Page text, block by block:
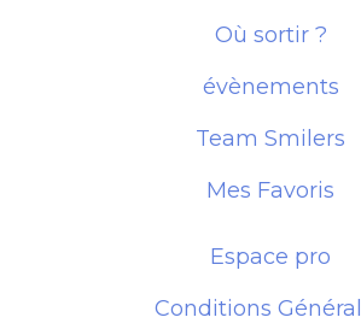
Où sortir ?
évènements
Team Smilers
Mes Favoris
Espace pro
Conditions